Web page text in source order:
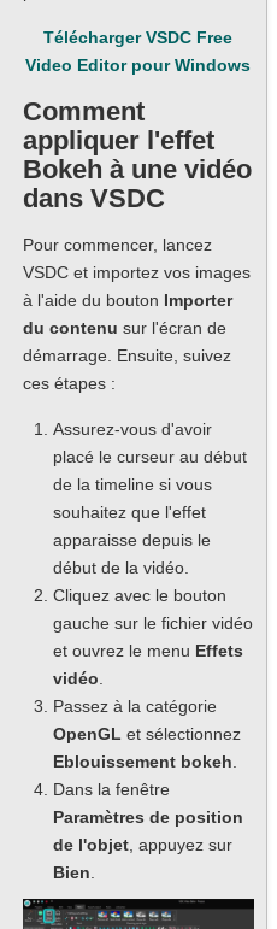
Télécharger VSDC Free
Video Editor pour Windows
Comment
appliquer l'effet
Bokeh à une vidéo
dans VSDC
Pour commencer, lancez
VSDC et importez vos images
à l'aide du bouton Importer
du contenu sur l'écran de
démarrage. Ensuite, suivez
ces étapes :
Assurez-vous d'avoir
placé le curseur au début
de la timeline si vous
souhaitez que l'effet
apparaisse depuis le
début de la vidéo.
Cliquez avec le bouton
gauche sur le fichier vidéo
et ouvrez le menu Effets
vidéo
Passez à la catégorie
OpenGL et sélectionnez
Eblouissement bokeh
Dans la fenêtre
Paramètres de position
de l'objet , appuyez sur
Bien